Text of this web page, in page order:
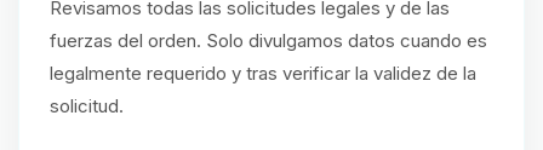
Revisamos todas las solicitudes legales y de las
fuerzas del orden. Solo divulgamos datos cuando es
legalmente requerido y tras verificar la validez de la
solicitud.